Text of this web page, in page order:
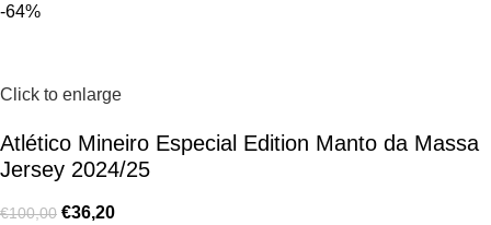
-64%
Click to enlarge
Atlético Mineiro Especial Edition Manto da Massa
Jersey 2024/25
€100,00 €36,20